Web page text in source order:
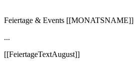
Feiertage & Events [[MONATSNAME]]
...
[[FeiertageTextAugust]]